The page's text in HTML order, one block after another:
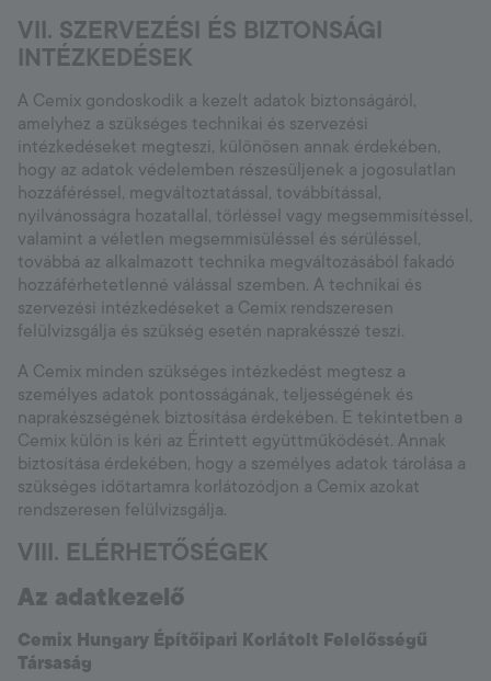
VII. SZERVEZÉSI ÉS BIZTONSÁGI
INTÉZKEDÉSEK
A Cemix gondoskodik a kezelt adatok biztonságáról,
amelyhez a szükséges technikai és szervezési
intézkedéseket megteszi, különösen annak érdekében,
hogy az adatok védelemben részesüljenek a jogosulatlan
hozzáféréssel, megváltoztatással, továbbítással,
nyilvánosságra hozatallal, törléssel vagy megsemmisítéssel,
valamint a véletlen megsemmisüléssel és sérüléssel,
továbbá az alkalmazott technika megváltozásából fakadó
hozzáférhetetlenné válással szemben. A technikai és
szervezési intézkedéseket a Cemix rendszeresen
felülvizsgálja és szükség esetén naprakésszé teszi.
A Cemix minden szükséges intézkedést megtesz a
személyes adatok pontosságának, teljességének és
naprakészségének biztosítása érdekében. E tekintetben a
Cemix külön is kéri az Érintett együttműködését. Annak
biztosítása érdekében, hogy a személyes adatok tárolása a
szükséges időtartamra korlátozódjon a Cemix azokat
rendszeresen felülvizsgálja.
VIII. ELÉRHETŐSÉGEK
Az adatkezelő
Cemix Hungary Építőipari Korlátolt Felelősségű
Társaság